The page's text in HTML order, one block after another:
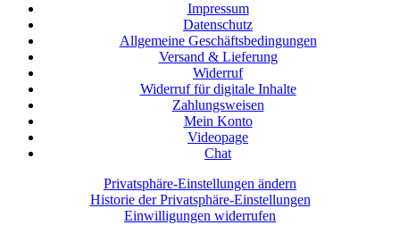
Impressum
Datenschutz
Allgemeine Geschäftsbedingungen
Versand & Lieferung
Widerruf
Widerruf für digitale Inhalte
Zahlungsweisen
Mein Konto
Videopage
Chat
Privatsphäre-Einstellungen ändern
Historie der Privatsphäre-Einstellungen
Einwilligungen widerrufen